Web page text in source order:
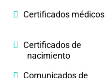
Certificados médicos
Certificados de
nacimiento
Comunicados de